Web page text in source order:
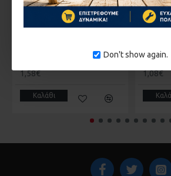
Don't show again.
ΓΩΝΙΑ EUROPA EX-METAL KL-3 20-01-086 ή CJ-006009
1,58€
Καλάθι
1,08€